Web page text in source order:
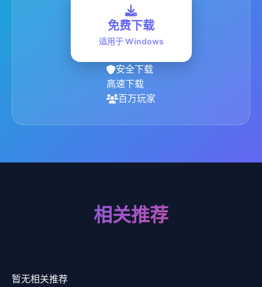
免费下载
适用于 Windows
安全下载
高速下载
百万玩家
相关推荐
暂无相关推荐